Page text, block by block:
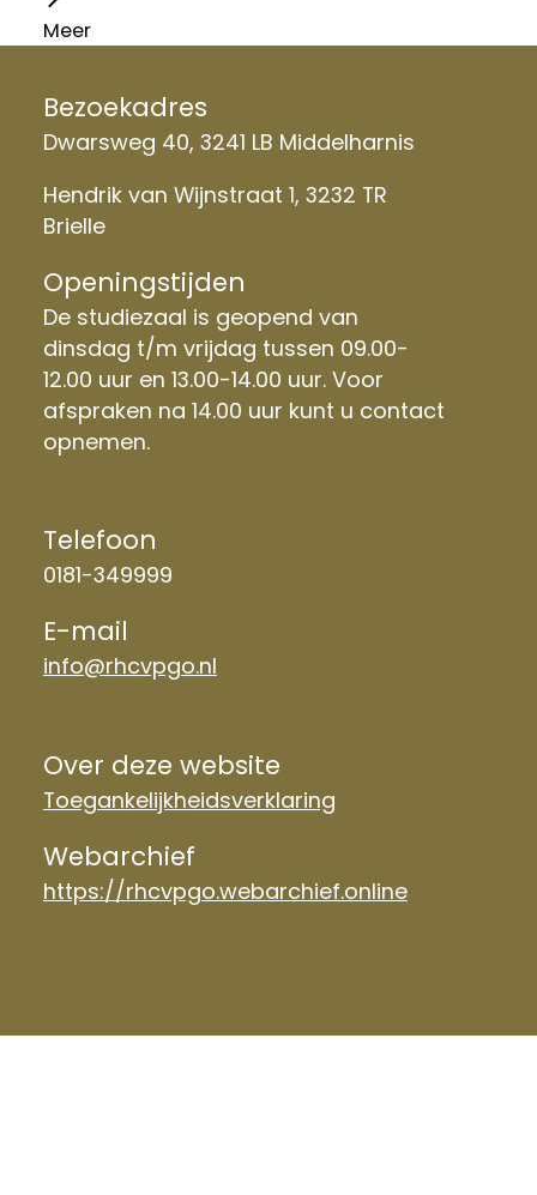
Meer
Bezoekadres
Dwarsweg 40, 3241 LB Middelharnis
Hendrik van Wijnstraat 1, 3232 TR
Brielle
Openingstijden
De studiezaal is geopend van
dinsdag t/m vrijdag tussen 09.00-
12.00 uur en 13.00-14.00 uur. Voor
afspraken na 14.00 uur kunt u contact
opnemen.
Telefoon
0181-349999
E-mail
info@rhcvpgo.nl
Over deze website
Toegankelijkheidsverklaring
Webarchief
https://rhcvpgo.webarchief.online